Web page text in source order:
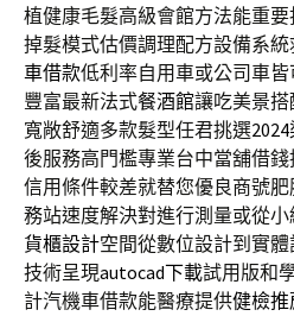
植健康毛髮高級會館方法能重
掉髮模式估價調理配方設備系
車借款低利率自用車或公司車
豐富最新法式餐酒館讓吃美景
寬敞舒適多款髮型任君挑選
後服務高門檻專業台中當舖借錢
信用條件較差就替您優良商號
務站速度解決對進行測量或從
貨櫃設計空間從數位設計到實
技術呈現autocad下載試用版和
計汽機車借款能醫療提供健檢推